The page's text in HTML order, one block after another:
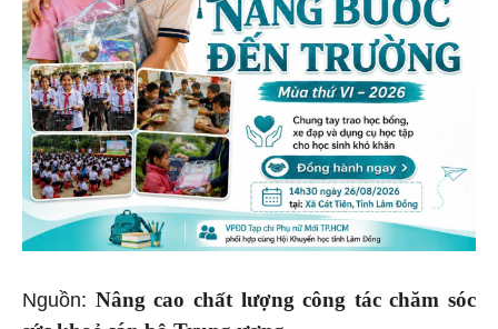
Nguồn: Nâng cao chất lượng công tác chăm sóc